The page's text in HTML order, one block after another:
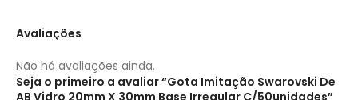
Avaliações
Não há avaliações ainda.
Seja o primeiro a avaliar “Gota Imitação Swarovski De
AB Vidro 20mm X 30mm Base Irregular C/50unidades”